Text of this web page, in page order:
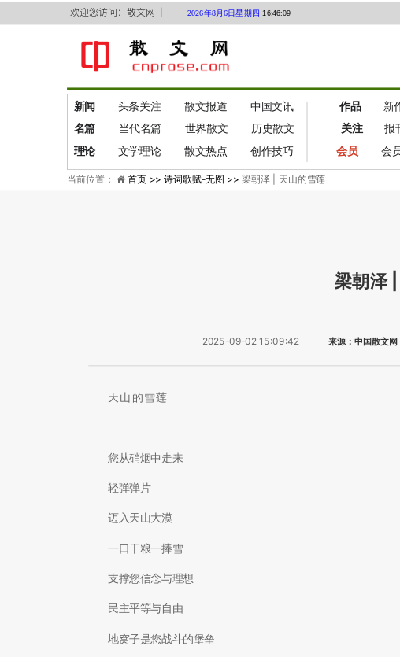
欢迎您访问：散文网 ｜
新闻 头条关注 散文报道 中国文讯 作品 新
名篇 当代名篇 世界散文 历史散文 关注 报
理论
文学理论 散文热点 创作技巧 会员 会
2026年8月6日星期四 16:46:09
当前位置： 首页 >>诗词歌赋-无图 >>梁朝泽 | 天山的雪莲
梁朝泽
2025-09-02 15:09:42
天山的雪莲
您从硝烟中走来
轻弹弹片
迈入天山大漠
一口干粮一捧雪
支撑您信念与理想
民主平等与自由
地窝子是您战斗的堡垒
来源：中国散文网